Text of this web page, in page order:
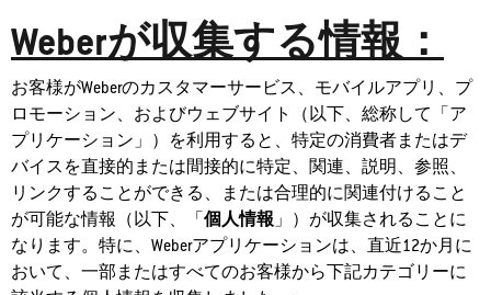
Weberが収集する情報：
お客様がWeberのカスタマーサービス、モバイルアプリ、プ
ロモーション、およびウェブサイト（以下、総称して「ア
プリケーション」）を利用すると、特定の消費者またはデ
バイスを直接的または間接的に特定、関連、説明、参照、
リンクすることができる、または合理的に関連付けること
が可能な情報（以下、「 個人情報 」）が収集されることに
なります。特に、Weberアプリケーションは、直近12か月に
おいて、一部またはすべてのお客様から下記カテゴリーに